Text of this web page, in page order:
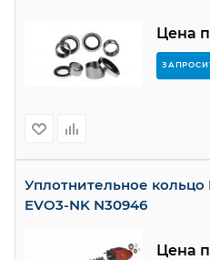
Цена
Уплотнительное кольцо
EVO3-NK N30946
Цена